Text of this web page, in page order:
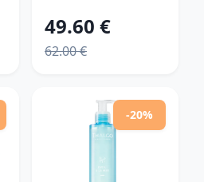
bohatý výživný
krém pre
49.60 €
62.00 €
-20%